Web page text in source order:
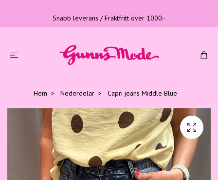
Snabb leverans / Fraktfritt över 1000:-
Hem Nederdelar Capri jeans Middle Blue